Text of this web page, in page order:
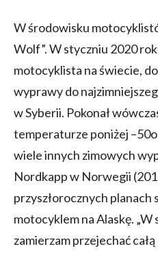
W środowisku
Wolf”. W styczniu 2020
motocyklista na świecie,
wyprawy do
w Syberii. Pokonał
temperaturze poniżej
wiele innych zimowych
Nordkapp w Norwegii
przyszłorocznych planach
motocyklem na Alaskę.
zamierzam przejechać